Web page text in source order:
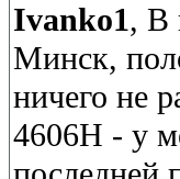
Ivanko1, В
Минск,
ничего не
4606H - у